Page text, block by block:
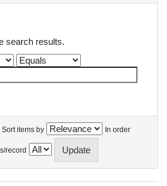
search results.
Sort items by In order
record